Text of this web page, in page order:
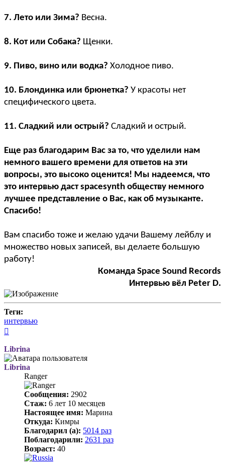
7. Лето или Зима? Весна.
8. Кот или Собака? Щенки.
9. Пиво, вино или водка? Холодное пиво.
10. Блондинка или брюнетка? У красоты нет
специфического цвета.
11. Сладкий или острый? Сладкий и острый.
Еще раз благодарим Вас за то, что уделили нам
немного вашего времени для ответов на эти
вопросы, это высоко оценится! Мы надеемся, что
это интервью даст spacesynth обществу немного
лучшее представление о Вас, как об музыканте.
Спасибо!
Вам спасибо тоже и желаю удачи Вашему лейблу и
множество новых записей, вы делаете большую
работу!
Команда Space Sound Records
Интервью вёл Peter D.
Теги:
интервью
началу
Librina
Librina
Ranger
Сообщения: 2902
Стаж: 6 лет 10 месяцев
Настоящее имя: Марина
Откуда: Кимры
Благодарил (а): 5014 раз
Поблагодарили: 2631 раз
Возраст: 40